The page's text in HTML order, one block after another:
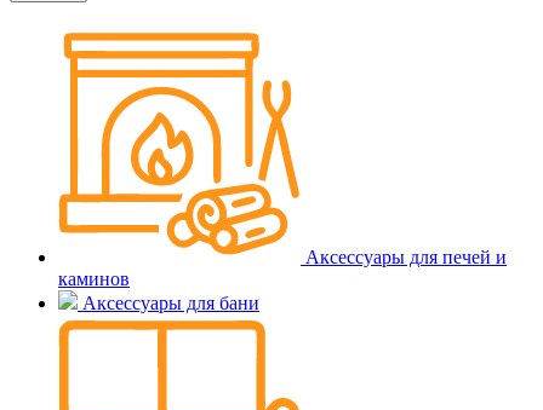
Аксессуары для печей и
каминов
Аксессуары для бани